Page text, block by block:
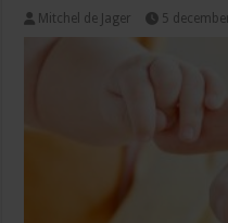
Mitchel de Jager 5